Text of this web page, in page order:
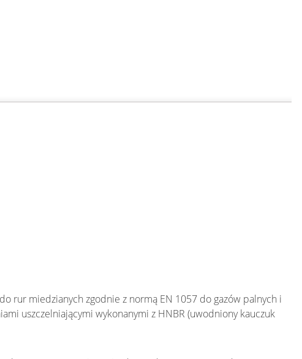
rur miedzianych zgodnie z normą EN 1057 do gazów palnych i
uszczelniającymi wykonanymi z HNBR (uwodniony kauczuk